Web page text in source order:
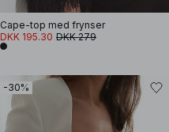
Cape-top med frynser
DKK 195.30 DKK 279
-30%